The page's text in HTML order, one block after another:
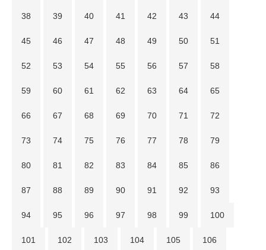
38 39 40 41 42 43 44
45 46 47 48 49 50 51
52 53 54 55 56 57 58
59 60 61 62 63 64 65
66 67 68 69 70 71 72
73 74 75 76 77 78 79
80 81 82 83 84 85 86
87 88 89 90 91 92 93
94 95 96 97 98 99 100
101 102 103 104 105 106